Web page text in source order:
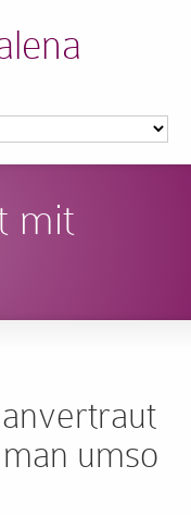
mit
umso